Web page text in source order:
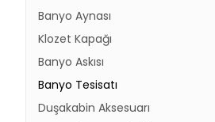
Banyo Aynası
Klozet Kapağı
Banyo Askısı
Banyo Tesisatı
Duşakabin Aksesuarı